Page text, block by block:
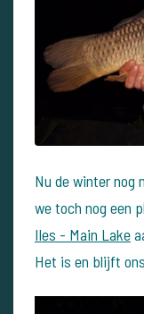
Nu de winter nog
we toch nog een
Iles - Main Lake
Het is en blijft